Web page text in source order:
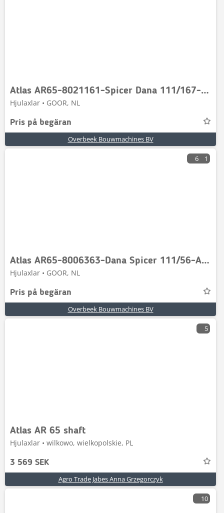
Atlas AR65-8021161-Spicer Dana 111/167-001-Axle/Achse/As
Hjulaxlar • GOOR, NL
Pris på begäran
Overbeek Bouwmachines BV
6 1
Atlas AR65-8006363-Dana Spicer 111/56-Axle/Achse/As
Hjulaxlar • GOOR, NL
Pris på begäran
Overbeek Bouwmachines BV
5
Atlas AR 65 shaft
Hjulaxlar • wilkowo, wielkopolskie, PL
3 569 SEK
Agro Trade Jabes Anna Grzegorczyk
10